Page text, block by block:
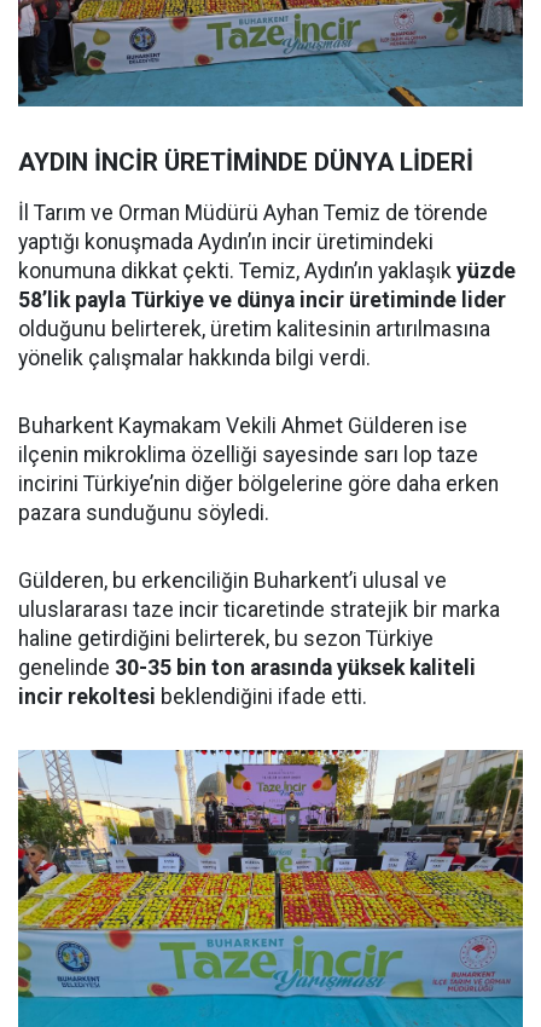
AYDIN İNCİR ÜRETİMİNDE DÜNYA LİDERİ
İl Tarım ve Orman Müdürü Ayhan Temiz de törende
yaptığı konuşmada Aydın’ın incir üretimindeki
konumuna dikkat çekti. Temiz, Aydın’ın yaklaşık yüzde
58’lik payla Türkiye ve dünya incir üretiminde lider
olduğunu belirterek, üretim kalitesinin artırılmasına
yönelik çalışmalar hakkında bilgi verdi.
Buharkent Kaymakam Vekili Ahmet Gülderen ise
ilçenin mikroklima özelliği sayesinde sarı lop taze
incirini Türkiye’nin diğer bölgelerine göre daha erken
pazara sunduğunu söyledi.
Gülderen, bu erkenciliğin Buharkent’i ulusal ve
uluslararası taze incir ticaretinde stratejik bir marka
haline getirdiğini belirterek, bu sezon Türkiye
genelinde 30-35 bin ton arasında yüksek kaliteli
incir rekoltesi beklendiğini ifade etti.